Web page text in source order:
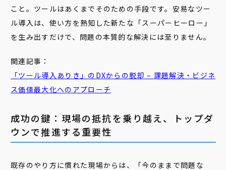
こと。ツールはあくまでそのための手段です。安易なツー
ル導入は、使い方を熟知した新たな「スーパーヒーロー」
を生み出すだけで、問題の本質的な解決には至りません。
関連記事：
「ツール導入 あり き」のDXからの脱却 – 課題解決・ビジネ
ス価値最大化へのアプローチ
成功の鍵：現場の抵抗を乗り越え、トップダ
ウンで推進する重要性
既存のやり方に慣れた現場からは、「今のままで問題な